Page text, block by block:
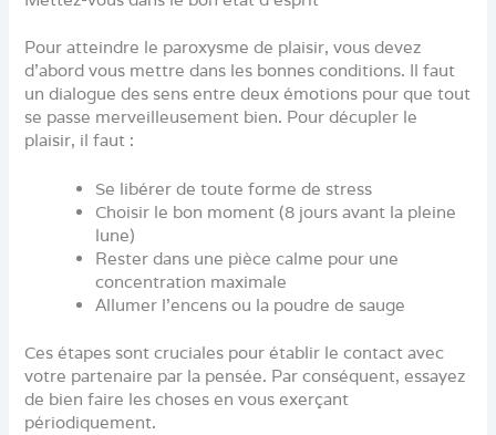
Pour atteindre le paroxysme de plaisir, vous devez
d’abord vous mettre dans les bonnes conditions. Il faut
un dialogue des sens entre deux émotions pour que tout
se passe merveilleusement bien. Pour décupler le
plaisir, il faut :
Se libérer de toute forme de stress
Choisir le bon moment (8 jours avant la pleine
lune)
Rester dans une pièce calme pour une
concentration maximale
Allumer l’encens ou la poudre de sauge
Ces étapes sont cruciales pour établir le contact avec
votre partenaire par la pensée. Par conséquent, essayez
de bien faire les choses en vous exerçant
périodiquement.